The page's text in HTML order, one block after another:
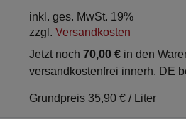
inkl. ges. MwSt. 19%
zzgl. Versandkosten
Jetzt noch 70,00 € in den
versandkostenfrei innerh. DE
Grundpreis 35,90 € / Liter